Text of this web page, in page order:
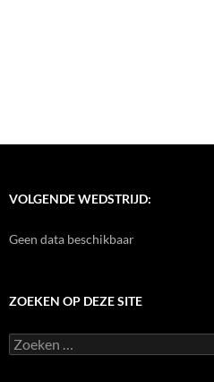
VOLGENDE WEDSTRIJD:
Geen data beschikbaar
ZOEKEN OP DEZE SITE
Zoeken
naar: